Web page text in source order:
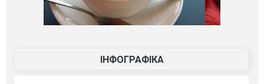
ІНФОГРАФІКА